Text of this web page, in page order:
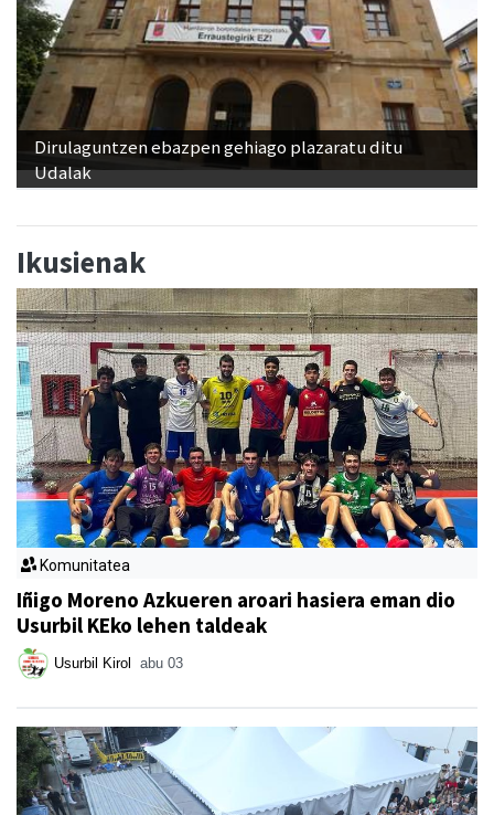
Dirulaguntzen ebazpen gehiago plazaratu ditu
Udalak
Ikusienak
Komunitatea
Iñigo Moreno Azkueren aroari hasiera eman dio
Usurbil KEko lehen taldeak
Usurbil Kirol abu 03